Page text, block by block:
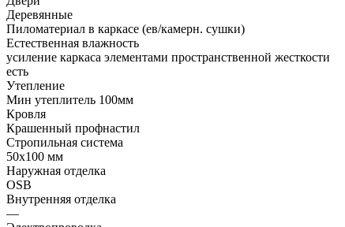
Деревянные
Пиломатериал в каркасе (ев/камерн. сушки)
Естественная влажность
усиление каркаса элементами пространственной жесткости
есть
Утепление
Мин утеплитель 100мм
Кровля
Крашенный профнастил
Стропильная система
50х100 мм
Наружная отделка
OSB
Внутренняя отделка
—